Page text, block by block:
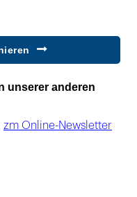
unserer anderen
zm Online-Newsletter